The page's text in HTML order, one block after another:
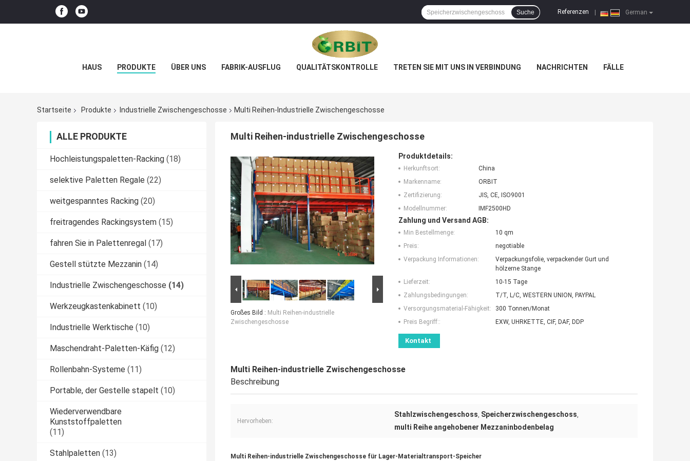
German
Referenzen
Suche
HAUS PRODUKTE ÜBER UNS FABRIK-AUSFLUG QUALITÄTSKONTROLLE TRETEN SIE MIT UNS IN VERBINDUNG NACHRICHTEN FÄLLE
Startseite Produkte Industrielle Zwischengeschosse Multi Reihen-Industrielle Zwischengeschosse
ALLE PRODUKTE
Hochleistungspaletten-Racking (18)
selektive Paletten Regale (22)
weitgespanntes Racking (20)
freitragendes Rackingsystem (15)
fahren Sie in Palettenregal (17)
Gestell stützte Mezzanin (14)
Industrielle Zwischengeschosse (14)
Werkzeugkastenkabinett (10)
Industrielle Werktische (10)
Maschendraht-Paletten-Käfig (12)
Rollenbahn-Systeme (11)
Portable, der Gestelle stapelt (10)
Wiederverwendbare
Kunststoffpaletten
(11)
Stahlpaletten (13)
Multi Reihen-industrielle Zwischengeschosse
Großes Bild : Multi Reihen-industrielle
Zwischengeschosse
Produktdetails:
Herkunftsort:
China
Markenname:
ORBIT
Zertifizierung:
JIS, CE, ISO9001
Modellnummer:
IMF2500HD
Zahlung und Versand AGB:
Min Bestellmenge:
10 qm
Preis:
negotiable
Verpackung Informationen:
Verpackungsfolie, verpackender Gurt und
hölzerne Stange
Lieferzeit:
10-15 Tage
Zahlungsbedingungen:
T/T, L/C, WESTERN UNION, PAYPAL
Versorgungsmaterial-Fähigkeit:
300 Tonnen/Monat
Preis Begriff::
EXW, UHRKETTE, CIF, DAF, DDP
Kontakt
Multi Reihen-industrielle Zwischengeschosse
Beschreibung
Hervorheben:
Stahlzwischengeschoss, Speicherzwischengeschoss,
multi Reihe angehobener Mezzaninbodenbelag
Multi Reihen-industrielle Zwischengeschosse für Lager-Materialtransport-Speicher